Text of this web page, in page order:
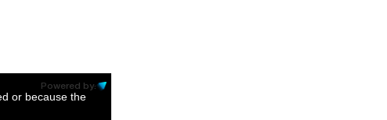
Powered by:
or because the